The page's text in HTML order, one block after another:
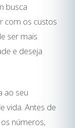
busca
com os custos
ser mais
e deseja
ao seu
vida. Antes de
números,